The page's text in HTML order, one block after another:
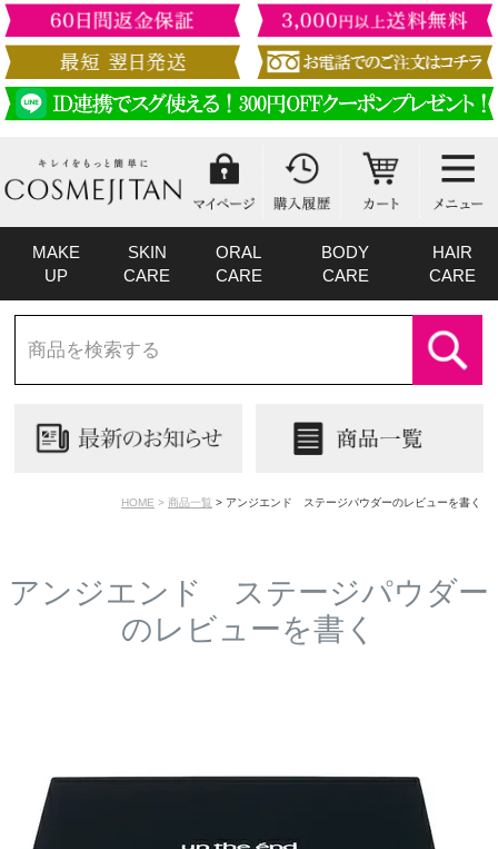
MAKE
UP
SKIN
CARE
ORAL
CARE
BODY
CARE
HAIR
CARE
HOME 商品一覧 アンジエンド ステージパウダーのレビューを書く
アンジエンド ステージパウダー
のレビューを書く